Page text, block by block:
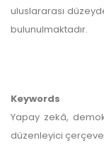
uluslararası
bulunulmaktadır.
Keywords
Yapay zekâ,
düzenleyici